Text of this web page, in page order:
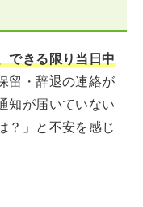
できる限り当日中
留・辞退の連絡が
知が届いていない
？」と不安を感じ